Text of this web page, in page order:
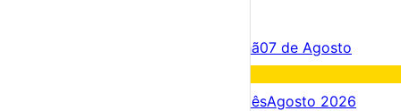
Amanhã07 de Agosto
Este mêsAgosto 2026